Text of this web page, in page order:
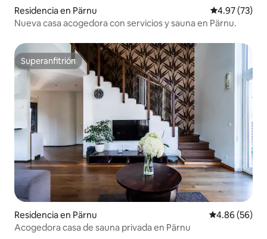
Residencia en Pärnu Calificación
4.97 (73)
Nueva casa acogedora con servicios y sauna en Pärnu.
Superanfitrión
Superanfitrión
Residencia en Pärnu Calificación
4.86 (56)
Acogedora casa de sauna privada en Pärnu